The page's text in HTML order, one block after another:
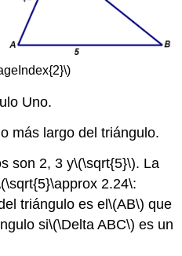
Uno.
más largo del triángulo.
son 2, 3 y\(\sqrt{5}\). La
2.24\:
triángulo es el\(AB\) que
si\(\Delta ABC\) es un